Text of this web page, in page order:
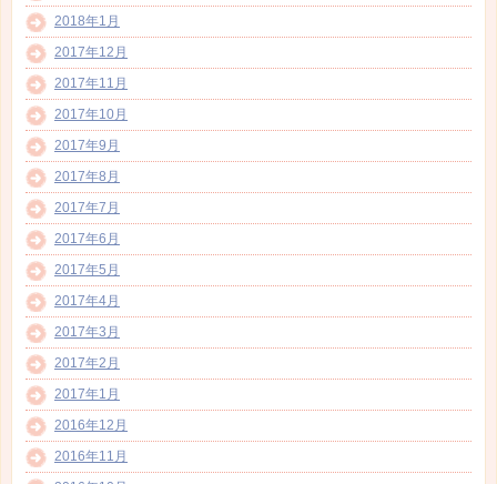
2018年1月
2017年12月
2017年11月
2017年10月
2017年9月
2017年8月
2017年7月
2017年6月
2017年5月
2017年4月
2017年3月
2017年2月
2017年1月
2016年12月
2016年11月